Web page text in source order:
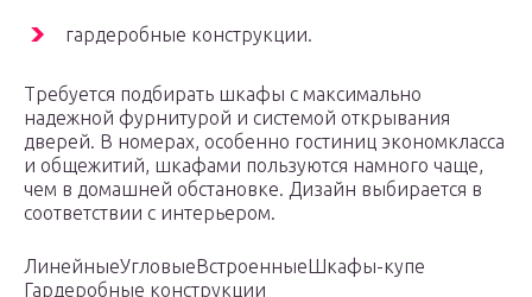
гардеробные конструкции.
Требуется подбирать шкафы с максимально
надежной фурнитурой и системой открывания
дверей. В номерах, особенно гостиниц экономкласса
и общежитий, шкафами пользуются намного чаще,
чем в домашней обстановке. Дизайн выбирается в
соответствии с интерьером.
ЛинейныеУгловыеВстроенныеШкафы-купе
Гардеробные конструкции